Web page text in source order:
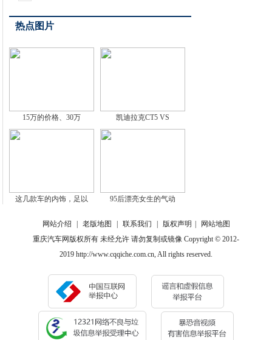
热点图片
15万的价格、30万 凯迪拉克CT5 VS
这几款车的内饰，足以 95后漂亮女生的气动
网站介绍 老版地图 联系我们 版权声明
网站地图
重庆汽车网版权所有 未经允许 请勿复制或镜像 Copyright © 2012-
2019 http://www.cqqiche.com.cn, All rights reserved.